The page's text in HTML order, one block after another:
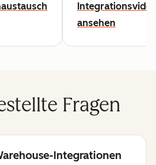
ansehen
Fragen
Integrationen